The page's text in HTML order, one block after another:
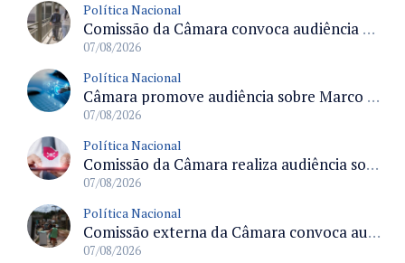
Política Nacional
Comissão da Câmara convoca audiência para discutir misoginia nas escolas e universidades após divulgação de listas misóginas
07/08/2026
Política Nacional
Câmara promove audiência sobre Marco de Fomento à Economia Digital e impactos da inteligência artificial
07/08/2026
Política Nacional
Comissão da Câmara realiza audiência sobre apostas online para medir o tamanho do mercado ilegal
07/08/2026
Política Nacional
Comissão externa da Câmara convoca audiência pública sobre chuvas na Zona da Mata de Minas Gerais e impactos em Juiz de Fora
07/08/2026